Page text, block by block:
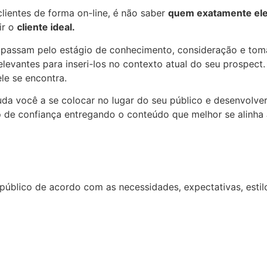
de forma on-line, é não saber quem exatamente
o cliente ideal.
pelo estágio de conhecimento, consideração e
para inseri-los no contexto atual do seu
se encontra.
você a se colocar no lugar do seu público e
confiança entregando o conteúdo que melhor se alinha
de acordo com as necessidades, expectativas,